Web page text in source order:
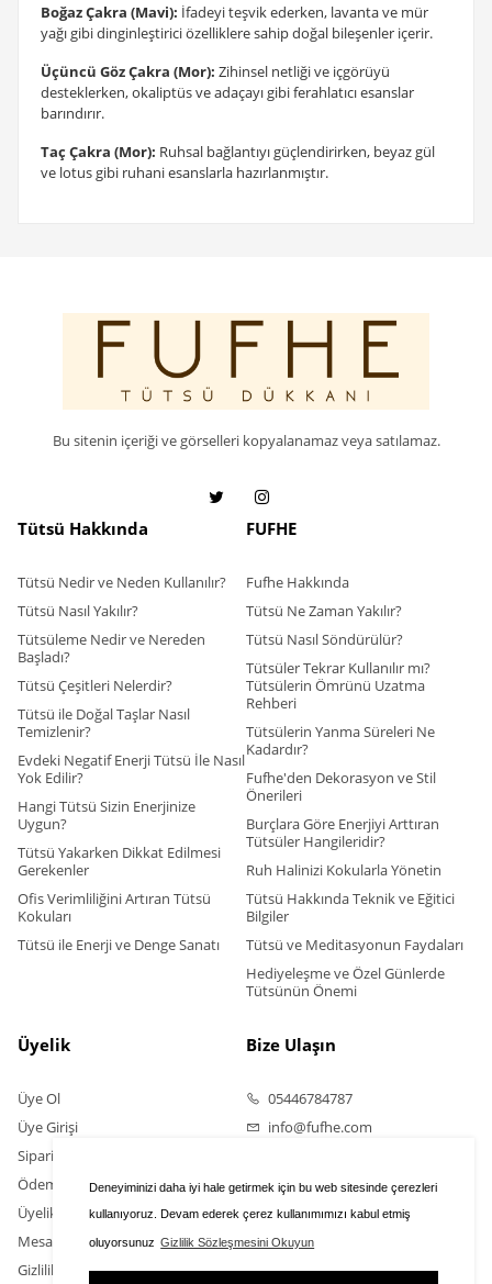
Deneyiminizi daha iyi hale getirmek için bu web sitesinde çerezleri
kullanıyoruz. Devam ederek çerez kullanımımızı kabul etmiş
oluyorsunuz Gizlilik Sözleşmesini Okuyun
Boğaz Çakra (Mavi): İfadeyi teşvik ederken, lavanta ve mür
yağı gibi dinginleştirici özelliklere sahip doğal bileşenler içerir.
Üçüncü Göz Çakra (Mor): Zihinsel netliği ve içgörüyü
desteklerken, okaliptüs ve adaçayı gibi ferahlatıcı esanslar
barındırır.
Taç Çakra (Mor): Ruhsal bağlantıyı güçlendirirken, beyaz gül
ve lotus gibi ruhani esanslarla hazırlanmıştır.
Bu sitenin içeriği ve görselleri kopyalanamaz veya satılamaz.
Tütsü Hakkında
Tütsü Nedir ve Neden Kullanılır?
Tütsü Nasıl Yakılır?
Tütsüleme Nedir ve Nereden
Başladı?
Tütsü Çeşitleri Nelerdir?
Tütsü ile Doğal Taşlar Nasıl
Temizlenir?
Evdeki Negatif Enerji Tütsü İle Nasıl
Yok Edilir?
Hangi Tütsü Sizin Enerjinize
Uygun?
Tütsü Yakarken Dikkat Edilmesi
Gerekenler
Ofis Verimliliğini Artıran Tütsü
Kokuları
Tütsü ile Enerji ve Denge Sanatı
FUFHE
Fufhe Hakkında
Tütsü Ne Zaman Yakılır?
Tütsü Nasıl Söndürülür?
Tütsüler Tekrar Kullanılır mı?
Tütsülerin Ömrünü Uzatma
Rehberi
Tütsülerin Yanma Süreleri Ne
Kadardır?
Fufhe'den Dekorasyon ve Stil
Önerileri
Burçlara Göre Enerjiyi Arttıran
Tütsüler Hangileridir?
Ruh Halinizi Kokularla Yönetin
Tütsü Hakkında Teknik ve Eğitici
Bilgiler
Tütsü ve Meditasyonun Faydaları
Hediyeleşme ve Özel Günlerde
Tütsünün Önemi
Üyelik
Üye Ol
Üye Girişi
Sipariş Takip
Ödeme Bildirimi Yapın
Üyelik Sözleşmesi
Mesafeli Satış Sözleşmesi
Gizlilik Sözleşmesi
Bize Ulaşın
05446784787
info@fufhe.com